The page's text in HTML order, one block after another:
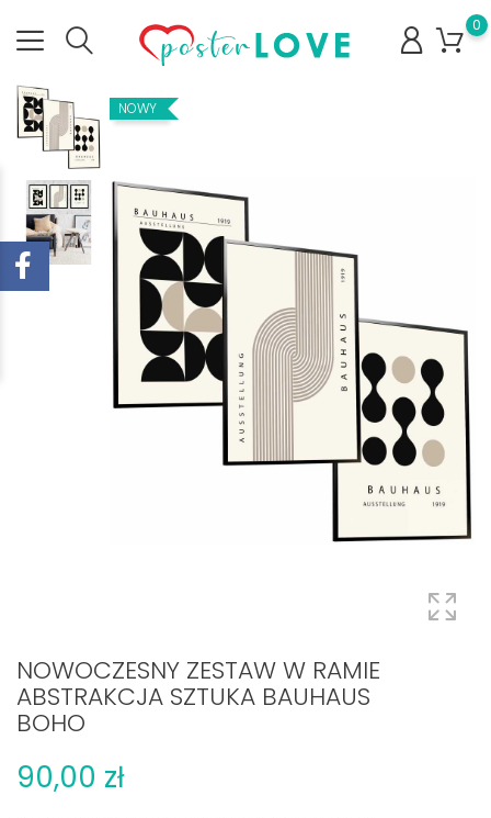
0
NOWY
NOWOCZESNY ZESTAW W RAMIE
ABSTRAKCJA SZTUKA BAUHAUS
BOHO
90,00 zł